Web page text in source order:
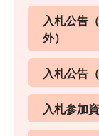
入札公告
外）
入札公告
入札参加